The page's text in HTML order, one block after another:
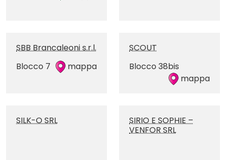
SBB Brancaleoni s.r.l.
Blocco 7
mappa
SCOUT
Blocco 38bis
mappa
SILK-O SRL
SIRIO E SOPHIE –
VENFOR SRL